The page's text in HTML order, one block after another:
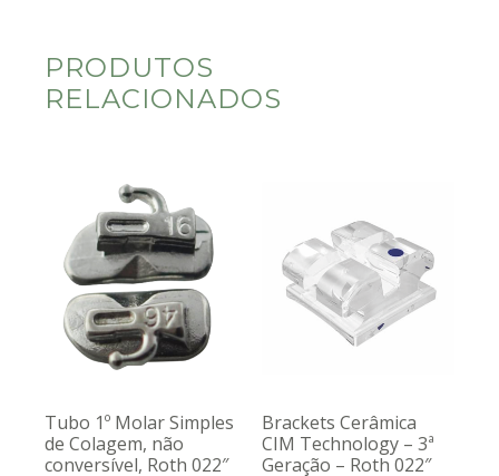
PRODUTOS
RELACIONADOS
Tubo 1º Molar Simples
de Colagem, não
conversível, Roth 022″
Brackets Cerâmica
CIM Technology – 3ª
Geração – Roth 022″